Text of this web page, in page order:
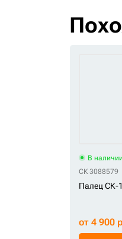
В
СК 3088579
Палец СК-
от 4 900